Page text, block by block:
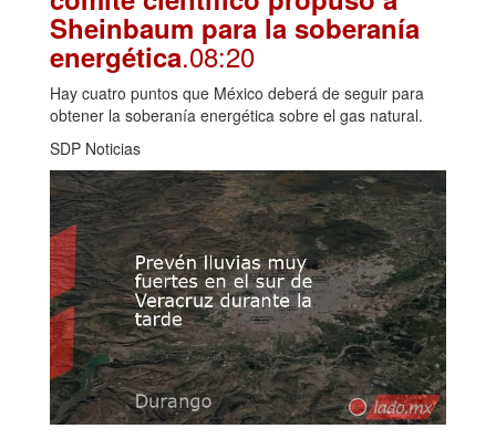
Sheinbaum para la soberanía
energética.08:20
Hay cuatro puntos que México deberá de seguir para
obtener la soberanía energética sobre el gas natural.
SDP Noticias